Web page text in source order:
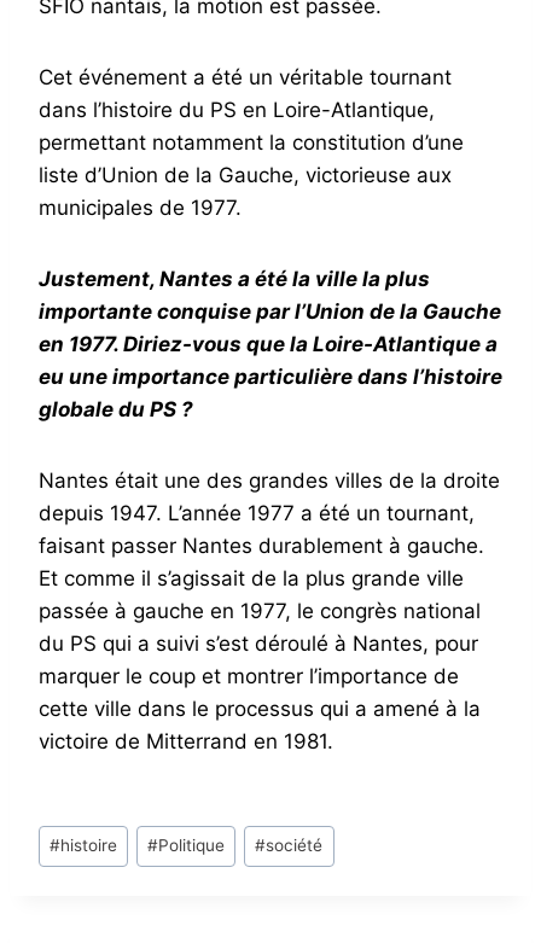
SFIO nantais, la motion est passée.
Cet événement a été un véritable tournant
dans l’histoire du PS en Loire-Atlantique,
permettant notamment la constitution d’une
liste d’Union de la Gauche, victorieuse aux
municipales de 1977.
Justement, Nantes a été la ville la plus
importante conquise par l’Union de la Gauche
en 1977. Diriez-vous que la Loire-Atlantique a
eu une importance particulière dans l’histoire
globale du PS ?
Nantes était une des grandes villes de la droite
depuis 1947. L’année 1977 a été un tournant,
faisant passer Nantes durablement à gauche.
Et comme il s’agissait de la plus grande ville
passée à gauche en 1977, le congrès national
du PS qui a suivi s’est déroulé à Nantes, pour
marquer le coup et montrer l’importance de
cette ville dans le processus qui a amené à la
victoire de Mitterrand en 1981.
Post
Tags:
#histoire #Politique #société